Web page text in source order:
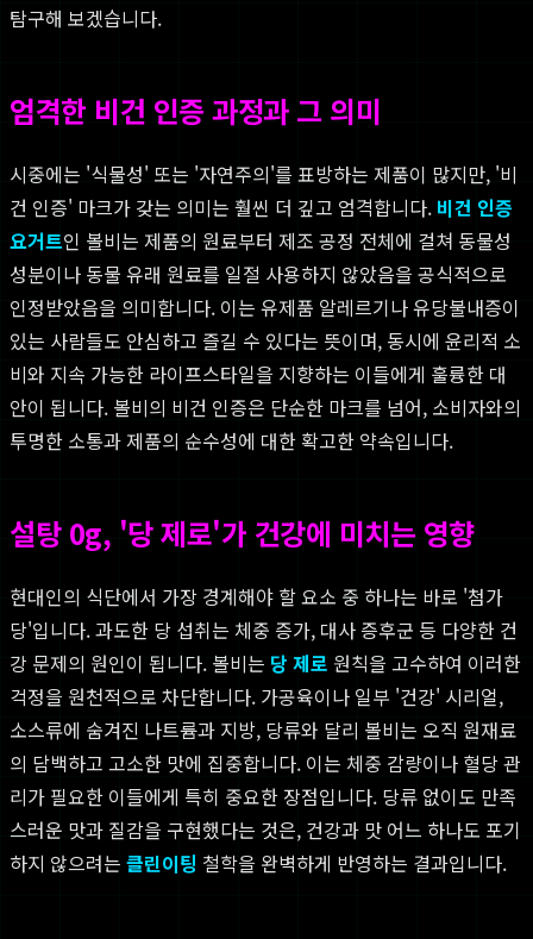
탐구해 보겠습니다.
엄격한 비건 인증 과정과 그 의미
시중에는 '식물성' 또는 '자연주의'를 표방하는 제품이 많지만, '비
건 인증' 마크가 갖는 의미는 훨씬 더 깊고 엄격합니다. 비건 인증
요거트인 볼비는 제품의 원료부터 제조 공정 전체에 걸쳐 동물성
성분이나 동물 유래 원료를 일절 사용하지 않았음을 공식적으로
인정받았음을 의미합니다. 이는 유제품 알레르기나 유당불내증이
있는 사람들도 안심하고 즐길 수 있다는 뜻이며, 동시에 윤리적 소
비와 지속 가능한 라이프스타일을 지향하는 이들에게 훌륭한 대
안이 됩니다. 볼비의 비건 인증은 단순한 마크를 넘어, 소비자와의
투명한 소통과 제품의 순수성에 대한 확고한 약속입니다.
설탕 0g, '당 제로'가 건강에 미치는 영향
현대인의 식단에서 가장 경계해야 할 요소 중 하나는 바로 '첨가
당'입니다. 과도한 당 섭취는 체중 증가, 대사 증후군 등 다양한 건
강 문제의 원인이 됩니다. 볼비는 당 제로 원칙을 고수하여 이러한
걱정을 원천적으로 차단합니다. 가공육이나 일부 '건강' 시리얼,
소스류에 숨겨진 나트륨과 지방, 당류와 달리 볼비는 오직 원재료
의 담백하고 고소한 맛에 집중합니다. 이는 체중 감량이나 혈당 관
리가 필요한 이들에게 특히 중요한 장점입니다. 당류 없이도 만족
스러운 맛과 질감을 구현했다는 것은, 건강과 맛 어느 하나도 포기
하지 않으려는 클린이팅 철학을 완벽하게 반영하는 결과입니다.